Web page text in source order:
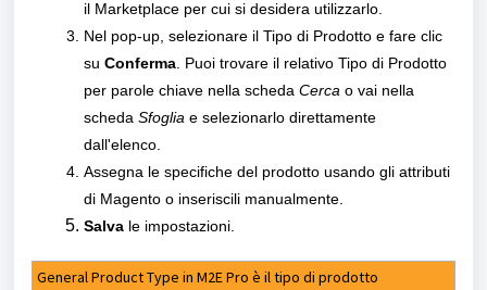
il Marketplace per cui si desidera utilizzarlo.
Nel pop-up, selezionare il Tipo di Prodotto e fare clic
su Conferma . Puoi trovare il relativo Tipo di Prodotto
per parole chiave nella scheda Cerca o vai nella
scheda Sfoglia e selezionarlo direttamente
dall'elenco.
Assegna le specifiche del prodotto usando gli attributi
di Magento o inseriscili manualmente.
Salva le impostazioni.
General Product Type in M2E Pro è il tipo di prodotto